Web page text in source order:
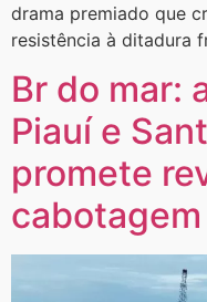
drama premiado que
resistência à ditadura
Br do mar:
Piauí e
promete